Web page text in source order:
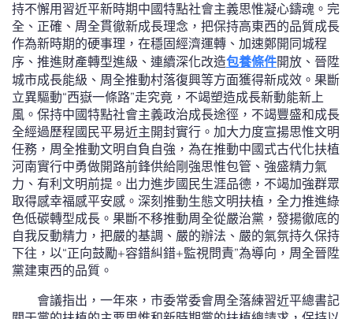
持不懈用習近平新時期中國特點社會主義思惟凝心鑄魂。完
全、正確、周全貫徹新成長理念，把保持高東西的品質成長
作為新時期的硬事理，在穩固經濟運轉、加速鄭開同城程
序、推進財產轉型進級、連續深化改造包養條件開放、晉陞
城市成長能級、周全推動村落復興等方面獲得新成效。果斷
立異驅動“西嶽一條路”走究竟，不竭塑造成長新動能新上
風。保持中國特點社會主義政治成長途徑，不竭豐盛和成長
全經過歷程國民平易近主開封實行。加大力度宣揚思惟文明
任務，周全推動文明自負自強，為在推動中國式古代化扶植
河南實行中勇做開路前鋒供給剛強思惟包管、強盛精力氣
力、有利文明前提。出力進步國民生涯品德，不竭加強群眾
取得感幸福感平安感。深刻推動生態文明扶植，全力推進綠
色低碳轉型成長。果斷不移推動周全從嚴治黨，發揚徹底的
自我反動精力，把嚴的基調、嚴的辦法、嚴的氣氛持久保持
下往，以“正向鼓勵+容錯糾錯+監視問責”為導向，周全晉陞
黨建東西的品質。
會議指出，一年來，市委常委會周全落練習近平總書記